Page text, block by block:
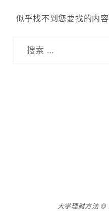
似乎找不到您要找的内
大学理财方法 ©